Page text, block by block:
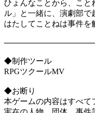
ひょんなことから、こと
ル」と一緒に、演劇部で
はたしてことねは事件を
◆制作ツール
RPGツクールMV
◆お断り
本ゲームの内容はすべて